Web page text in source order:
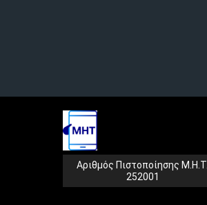
Αριθμός Πιστοποίησης Μ.Η.Τ.
252001